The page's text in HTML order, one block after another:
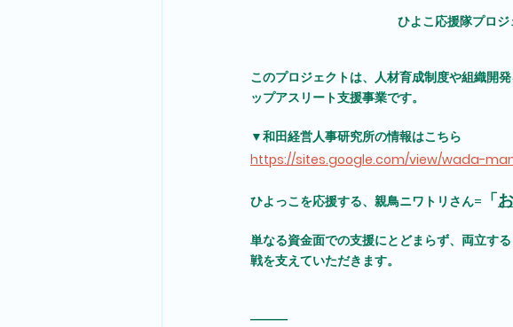
ひよこ応援隊プロ
このプロジェクトは、人材育成制度や組織開
ップアスリート支援事業です。
▼和田経営人事研究所の情報はこちら
https://sites.google.com/view/wada-
ひよっこを応援する、親鳥ニワトリさん= 「
単なる資金面での支援にとどまらず、両立す
戦を支えていただきます。
―――